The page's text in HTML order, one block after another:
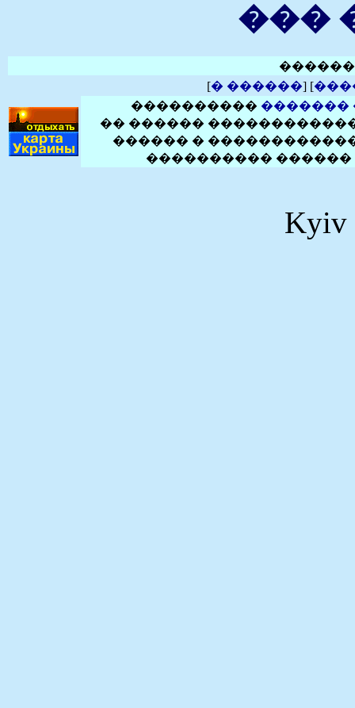
���
[� ������] [
���������� �������
�� ������
������ �
����������
Kyiv